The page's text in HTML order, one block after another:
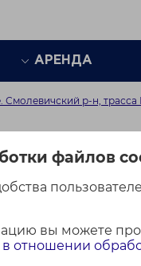
файлов
вы можете
отношении
АРЕНДА
р-н, трасса